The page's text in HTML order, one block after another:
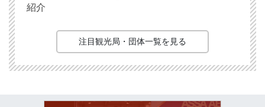
紹介
注目観光局・団体一覧を見る